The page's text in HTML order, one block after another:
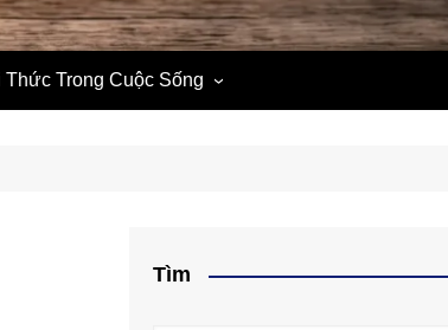
Thức Trong Cuộc Sống
Tìm